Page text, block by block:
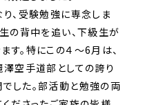
、受験勉強に専念しま
の背中を追い、下級生が
。特にこの４～6月は、
澤空手道部としての誇り
した。部活動と勉強の両